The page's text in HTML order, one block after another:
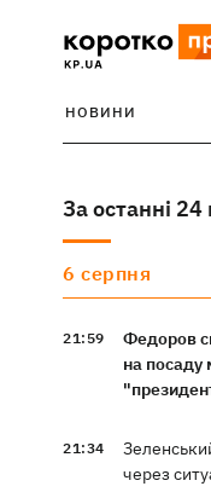
НОВИНИ
За останні
6 серпня
21:59
Федоров
на посаду
21:34
через